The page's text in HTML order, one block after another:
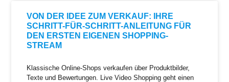
VON DER IDEE ZUM VERKAUF: IHRE
SCHRITT-FÜR-SCHRITT-ANLEITUNG FÜR
DEN ERSTEN EIGENEN SHOPPING-
STREAM
Klassische Online-Shops verkaufen über Produktbilder,
Texte und Bewertungen. Live Video Shopping geht einen